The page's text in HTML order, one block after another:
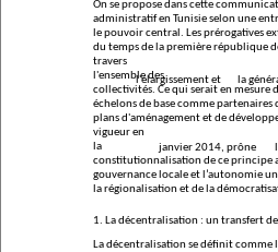
On se propose dans cette
administratif en Tunisie selon une
le pouvoir central. Les prérogatives
du temps de la première république
travers
l'ensemble des
collectivités. Ce qui serait en mesure
échelons de base comme
plans d'aménagement et de
vigueur en
la
constitutionnalisation de ce principe
gouvernance locale et l’autonomie
la régionalisation et de la
la
janvier 2014, prône
l'élargissement et
1. La décentralisation : un transfert
La décentralisation se définit comme